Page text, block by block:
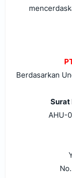
Berdasarkan
Surat
AHU-